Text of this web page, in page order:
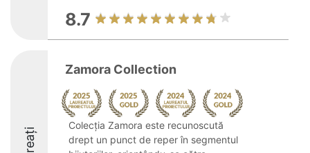
8.7
Zamora Collection
Colecția Zamora este recunoscută
drept un punct de reper în segmentul